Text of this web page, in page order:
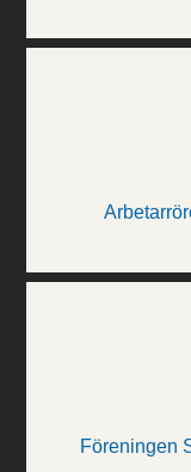
Föreningen